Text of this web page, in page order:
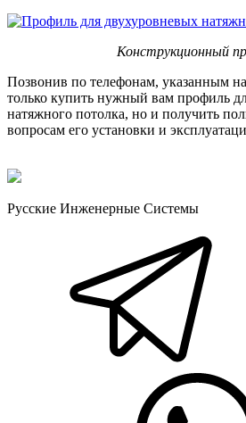
Конструкционный
Позвонив по телефонам, указанным
только купить нужный вам профиль
натяжного потолка, но и получить
вопросам его установки и
Русские Инженерные Системы